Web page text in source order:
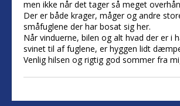
men ikke når det tager så meget
Der er både krager, måger og andre
småfuglene der har bosat sig her.
Når vinduerne, bilen og alt hvad der er i
svinet til af fuglene, er hyggen lidt
Venlig hilsen og rigtig god sommer fra